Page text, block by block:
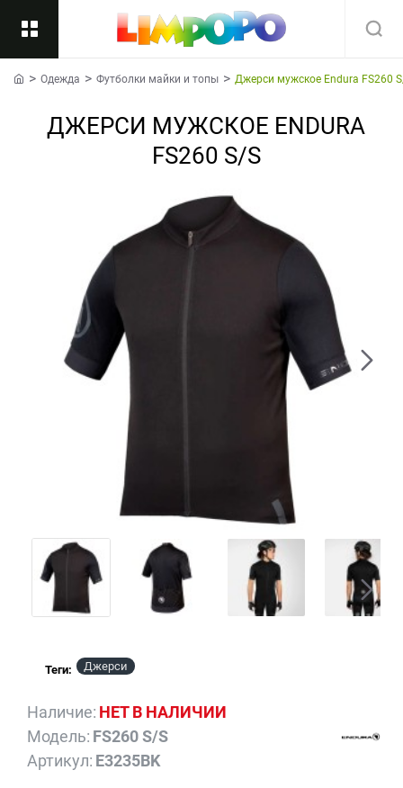
Назад
Подкатегории Все
ДЖЕРСИ МУЖСКОЕ ENDURA
FS260 S/S
Одежда Футболки майки и топы Джерси мужское Endura FS260
NEW
НЕТ В НАЛИЧИИ
Теги: Джерси
Наличие: НЕТ В НАЛИЧИИ
Модель: FS260 S/S
Артикул: E3235BK